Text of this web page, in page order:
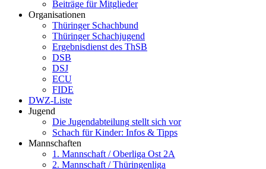
Beiträge für Mitglieder
Organisationen
Thüringer Schachbund
Thüringer Schachjugend
Ergebnisdienst des ThSB
DSB
DSJ
ECU
FIDE
DWZ-Liste
Jugend
Die Jugendabteilung stellt sich vor
Schach für Kinder: Infos & Tipps
Mannschaften
1. Mannschaft / Oberliga Ost 2A
2. Mannschaft / Thüringenliga